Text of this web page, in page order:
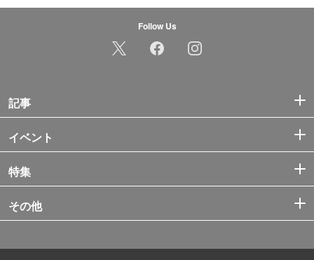
Follow Us
記事
イベント
特集
その他